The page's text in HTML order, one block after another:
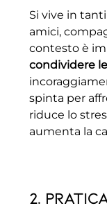
Si vive in
amici,
contesto è
condividere
spinta per
riduce lo
aumenta la
2.